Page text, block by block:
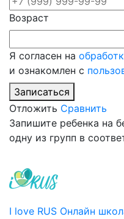
Возраст
Я согласен на
и ознакомлен с
Записаться
Отложить Сравнить
Запишите ребенка на
одну из групп в
I love RUS Онлайн